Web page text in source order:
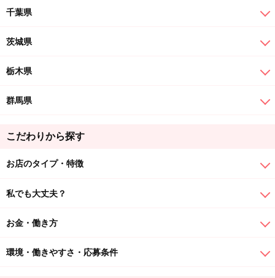
千葉県
茨城県
栃木県
群馬県
こだわりから探す
お店のタイプ・特徴
私でも大丈夫？
お金・働き方
環境・働きやすさ・応募条件